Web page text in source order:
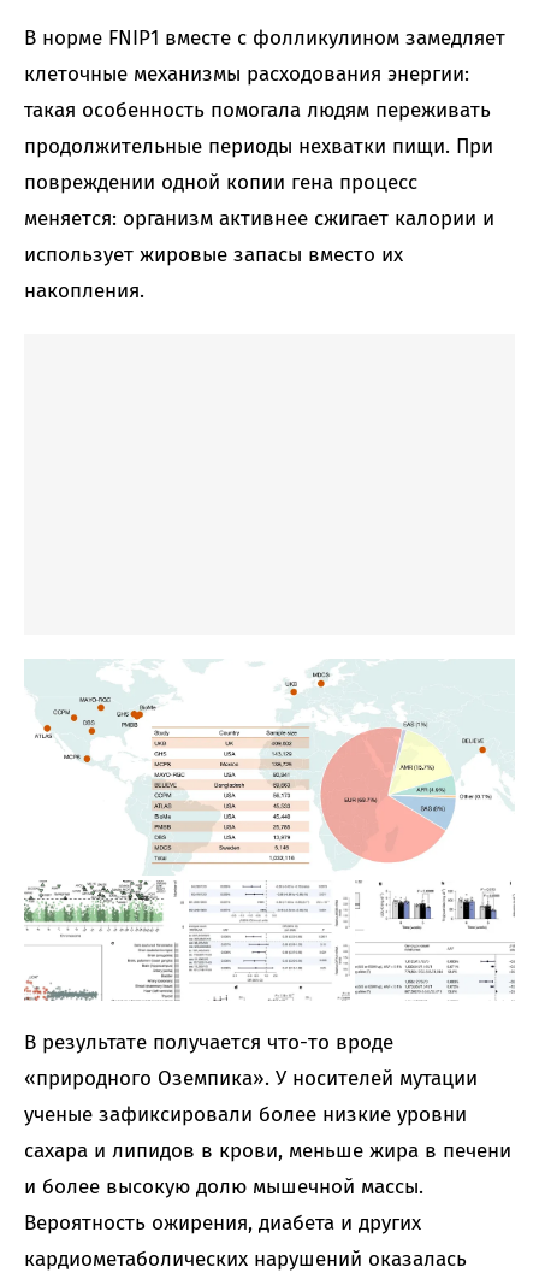
В норме FNIP1 вместе с фолликулином замедляет
клеточные механизмы расходования энергии:
такая особенность помогала людям переживать
продолжительные периоды нехватки пищи. При
повреждении одной копии гена процесс
меняется: организм активнее сжигает калории и
использует жировые запасы вместо их
накопления.
В результате получается что-то вроде
«природного Оземпика». У носителей мутации
ученые зафиксировали более низкие уровни
сахара и липидов в крови, меньше жира в печени
и более высокую долю мышечной массы.
Вероятность ожирения, диабета и других
кардиометаболических нарушений оказалась